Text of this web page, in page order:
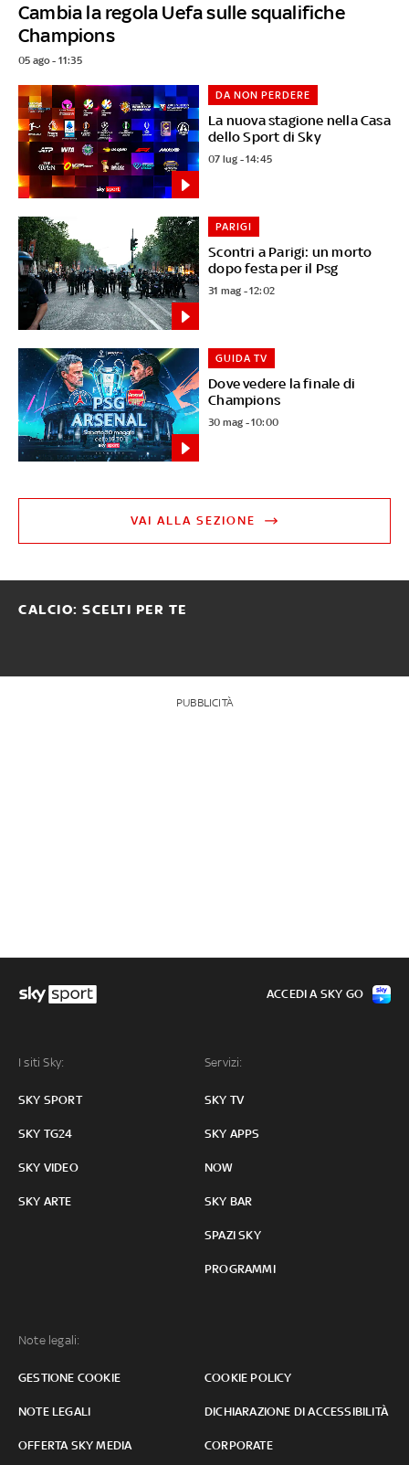
Cambia la regola Uefa sulle squalifiche
Champions
05 ago - 11:35
La nuova stagione nella Casa
dello Sport di Sky
DA NON PERDERE
07 lug - 14:45
Scontri a Parigi: un morto
dopo festa per il Psg
PARIGI
31 mag - 12:02
Dove vedere la finale di
Champions
GUIDA TV
30 mag - 10:00
VAI ALLA SEZIONE
CALCIO: SCELTI PER TE
PUBBLICITÀ
I siti Sky:
SKY SPORT
SKY TG24
SKY VIDEO
SKY ARTE
Servizi:
SKY TV
SKY APPS
NOW
SKY BAR
SPAZI SKY
PROGRAMMI
Note legali:
GESTIONE COOKIE COOKIE POLICY
NOTE LEGALI DICHIARAZIONE DI ACCESSIBILITÀ
OFFERTA SKY MEDIA CORPORATE
ACCEDI A SKY GO